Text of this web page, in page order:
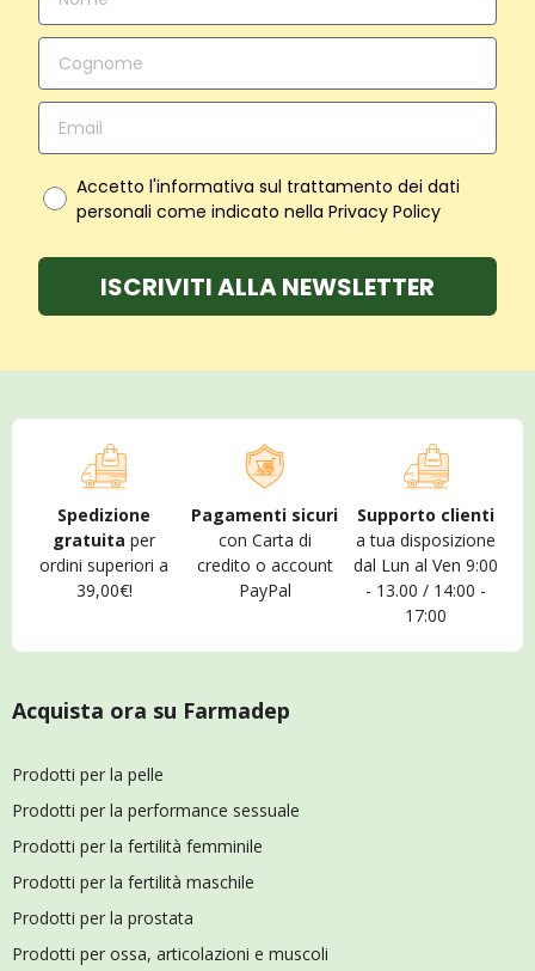
Accetto l'informativa sul trattamento dei dati
personali come indicato nella Privacy Policy
ISCRIVITI ALLA NEWSLETTER
Spedizione
gratuita per
ordini superiori a
39,00€!
Pagamenti sicuri
con Carta di
credito o account
PayPal
Supporto clienti
a tua disposizione
dal Lun al Ven 9:00
- 13.00 / 14:00 -
17:00
Acquista ora su Farmadep
Prodotti per la pelle
Prodotti per la performance sessuale
Prodotti per la fertilità femminile
Prodotti per la fertilità maschile
Prodotti per la prostata
Prodotti per ossa, articolazioni e muscoli